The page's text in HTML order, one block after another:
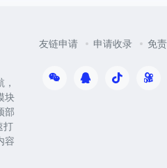
块
部
打
容
友链申请 申请收录 免